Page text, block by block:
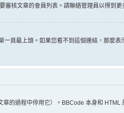
核文章的會員列表。請聯絡管理員以得到更
頁最上頭。如果您看不到這個連結，那麼
的過程中停用它）。BBCode 本身和